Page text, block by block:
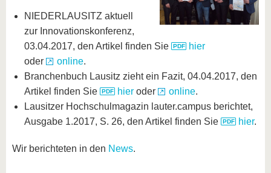
NIEDERLAUSITZ aktuell
zur Innovationskonferenz,
03.04.2017, den Artikel finden Sie
hier
oder
online.
Branchenbuch Lausitz zieht ein Fazit, 04.04.2017, den
Artikel finden Sie
hier oder online.
Lausitzer Hochschulmagazin lauter.campus berichtet,
Ausgabe 1.2017, S. 26, den Artikel finden Sie
hier.
Wir berichteten in den News.